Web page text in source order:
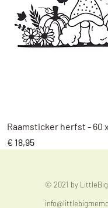
Raamsticker herfst - 60
Prijs
€ 18,95
© 2021 by